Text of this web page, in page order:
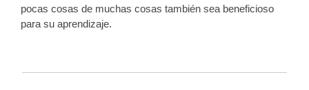
pocas cosas de muchas cosas también sea beneficioso
para su aprendizaje.